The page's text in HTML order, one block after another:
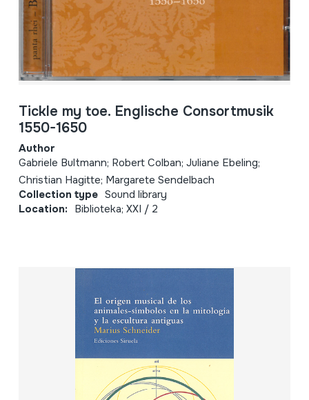
Tickle my toe. Englische Consortmusik
1550-1650
Author
Gabriele Bultmann; Robert Colban; Juliane Ebeling;
Christian Hagitte; Margarete Sendelbach
Collection type Sound library
Location: Biblioteka; XXI / 2